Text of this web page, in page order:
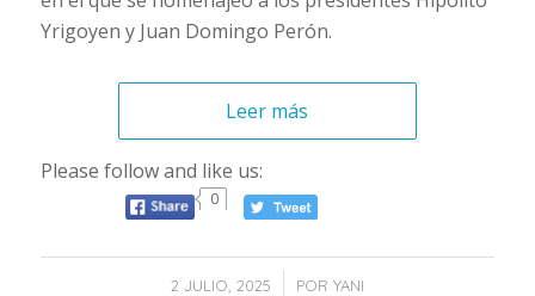
Yrigoyen y Juan Domingo Perón.
Leer más
Please follow and like us:
0
2 JULIO, 2025
/ POR YANI